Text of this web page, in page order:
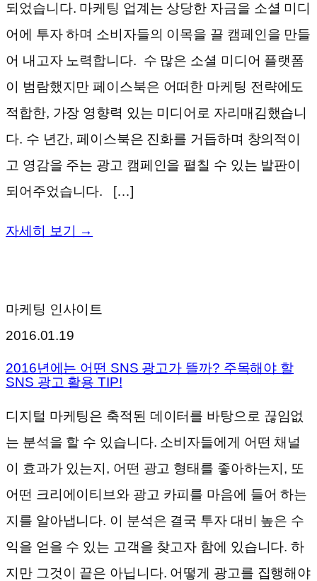
되었습니다. 마케팅 업계는 상당한 자금을 소셜 미디
어에 투자 하며 소비자들의 이목을 끌 캠페인을 만들
어 내고자 노력합니다. 수 많은 소셜 미디어 플랫폼
이 범람했지만 페이스북은 어떠한 마케팅 전략에도
적합한, 가장 영향력 있는 미디어로 자리매김했습니
다. 수 년간, 페이스북은 진화를 거듭하며 창의적이
고 영감을 주는 광고 캠페인을 펼칠 수 있는 발판이
되어주었습니다. […]
자세히 보기 →
마케팅 인사이트
2016.01.19
2016년에는 어떤 SNS 광고가 뜰까? 주목해야 할
SNS 광고 활용 TIP!
디지털 마케팅은 축적된 데이터를 바탕으로 끊임없
는 분석을 할 수 있습니다. 소비자들에게 어떤 채널
이 효과가 있는지, 어떤 광고 형태를 좋아하는지, 또
어떤 크리에이티브와 광고 카피를 마음에 들어 하는
지를 알아냅니다. 이 분석은 결국 투자 대비 높은 수
익을 얻을 수 있는 고객을 찾고자 함에 있습니다. 하
지만 그것이 끝은 아닙니다. 어떻게 광고를 집행해야